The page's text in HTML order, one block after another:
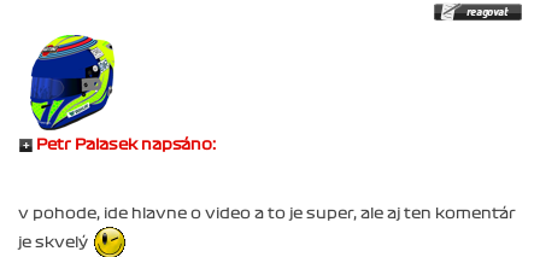
Petr Palasek napsáno:
v pohode, ide hlavne o video a to je super, ale aj ten komentár
je skvelý